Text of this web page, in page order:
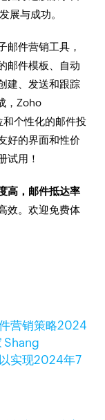
展与成功。
邮件营销工具，
邮件模板、自动
建、发送和跟踪
，Zoho
个性化的邮件投
好的界面和性价
试用！
高，邮件抵达率
效。欢迎免费体
营销策略2024
Shang
实现2024年7